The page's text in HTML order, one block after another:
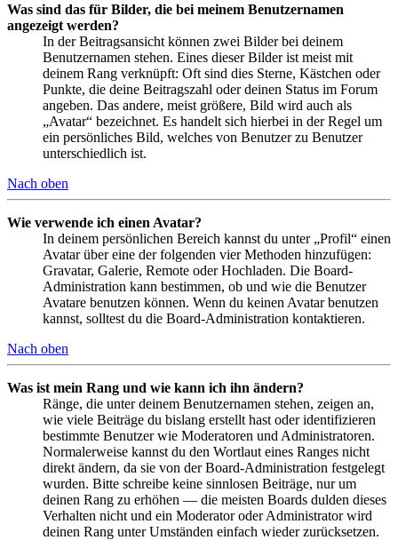
Was sind das für Bilder, die bei meinem Benutzernamen
angezeigt werden?
In der Beitragsansicht können zwei Bilder bei deinem
Benutzernamen stehen. Eines dieser Bilder ist meist mit
deinem Rang verknüpft: Oft sind dies Sterne, Kästchen oder
Punkte, die deine Beitragszahl oder deinen Status im Forum
angeben. Das andere, meist größere, Bild wird auch als
„Avatar“ bezeichnet. Es handelt sich hierbei in der Regel um
ein persönliches Bild, welches von Benutzer zu Benutzer
unterschiedlich ist.
Nach oben
Wie verwende ich einen Avatar?
In deinem persönlichen Bereich kannst du unter „Profil“ einen
Avatar über eine der folgenden vier Methoden hinzufügen:
Gravatar, Galerie, Remote oder Hochladen. Die Board-
Administration kann bestimmen, ob und wie die Benutzer
Avatare benutzen können. Wenn du keinen Avatar benutzen
kannst, solltest du die Board-Administration kontaktieren.
Nach oben
Was ist mein Rang und wie kann ich ihn ändern?
Ränge, die unter deinem Benutzernamen stehen, zeigen an,
wie viele Beiträge du bislang erstellt hast oder identifizieren
bestimmte Benutzer wie Moderatoren und Administratoren.
Normalerweise kannst du den Wortlaut eines Ranges nicht
direkt ändern, da sie von der Board-Administration festgelegt
wurden. Bitte schreibe keine sinnlosen Beiträge, nur um
deinen Rang zu erhöhen — die meisten Boards dulden dieses
Verhalten nicht und ein Moderator oder Administrator wird
deinen Rang unter Umständen einfach wieder zurücksetzen.